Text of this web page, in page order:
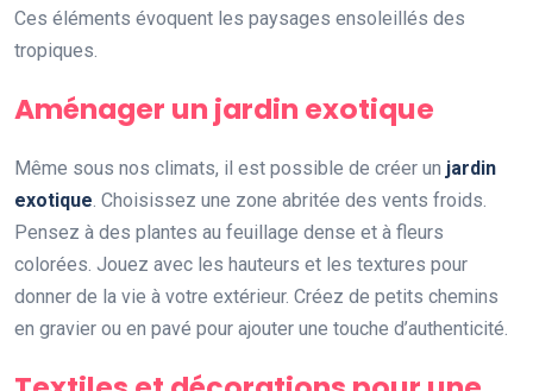
Ces éléments évoquent les paysages ensoleillés des
tropiques.
Aménager un jardin exotique
Même sous nos climats, il est possible de créer un jardin
exotique. Choisissez une zone abritée des vents froids.
Pensez à des plantes au feuillage dense et à fleurs
colorées. Jouez avec les hauteurs et les textures pour
donner de la vie à votre extérieur. Créez de petits chemins
en gravier ou en pavé pour ajouter une touche d’authenticité.